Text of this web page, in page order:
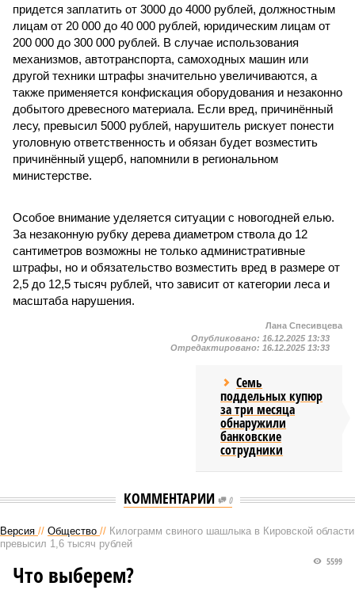
придется заплатить от 3000 до 4000 рублей, должностным
лицам от 20 000 до 40 000 рублей, юридическим лицам от
200 000 до 300 000 рублей. В случае использования
механизмов, автотранспорта, самоходных машин или
другой техники штрафы значительно увеличиваются, а
также применяется конфискация оборудования и незаконно
добытого древесного материала. Если вред, причинённый
лесу, превысил 5000 рублей, нарушитель рискует понести
уголовную ответственность и обязан будет возместить
причинённый ущерб, напомнили в региональном
министерстве.
Особое внимание уделяется ситуации с новогодней елью.
За незаконную рубку дерева диаметром ствола до 12
сантиметров возможны не только административные
штрафы, но и обязательство возместить вред в размере от
2,5 до 12,5 тысяч рублей, что зависит от категории леса и
масштаба нарушения.
Лана Спесивцева
Опубликовано: 16.12.2025 13:33
Отредактировано: 16.12.2025 13:33
Семь
поддельных купюр
за три месяца
обнаружили
банковские
сотрудники
КОММЕНТАРИИ 0
Версия // Общество // Килограмм свиного шашлыка в Кировской области
превысил 1,6 тысяч рублей
5599
Что выберем?